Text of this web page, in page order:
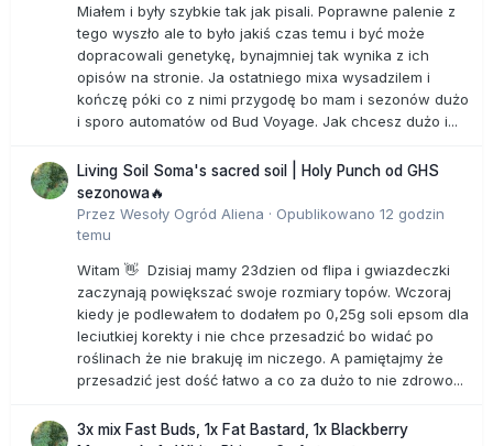
Miałem i były szybkie tak jak pisali. Poprawne palenie z
tego wyszło ale to było jakiś czas temu i być może
dopracowali genetykę, bynajmniej tak wynika z ich
opisów na stronie. Ja ostatniego mixa wysadzilem i
kończę póki co z nimi przygodę bo mam i sezonów dużo
i sporo automatów od Bud Voyage. Jak chcesz dużo i...
Living Soil Soma's sacred soil | Holy Punch od GHS
sezonowa🔥
Przez Wesoły Ogród Aliena · Opublikowano 12 godzin
temu
Witam 👋 Dzisiaj mamy 23dzien od flipa i gwiazdeczki
zaczynają powiększać swoje rozmiary topów. Wczoraj
kiedy je podlewałem to dodałem po 0,25g soli epsom dla
leciutkiej korekty i nie chce przesadzić bo widać po
roślinach że nie brakuję im niczego. A pamiętajmy że
przesadzić jest dość łatwo a co za dużo to nie zdrowo...
3x mix Fast Buds, 1x Fat Bastard, 1x Blackberry